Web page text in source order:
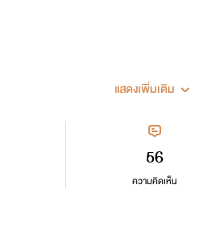
แสดงเพิ่มเติม
56
ความคิดเห็น